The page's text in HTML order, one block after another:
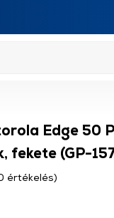
Edge 50
fekete (GP-
értékelés)